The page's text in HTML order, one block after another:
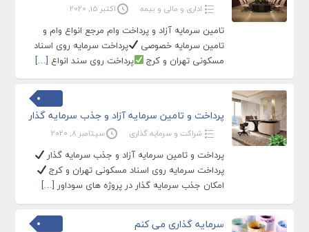
اداری و مالی و بیمه اکتبر 15, 2020
تامین سرمایه آزاد و پرداخت وام مرجع انواع وام و
تامین سرمایه خصوصی
پرداخت سرمایه روی اسناد
مسکونی تهران و کرج
پرداخت روی سند انواع […]
پرداخت و تامین سرمایه آزاد و جذب سرمایه گذار
شراکت و سرمایه گذاری سپتامبر 8, 2020
پرداخت و تامین سرمایه آزاد و جذب سرمایه گذار
پرداخت سرمایه روی اسناد مسکونی تهران و کرج
امکان جذب سرمایه گذار در پروژه های سوداور […]
سرمایه گذاری می کنم